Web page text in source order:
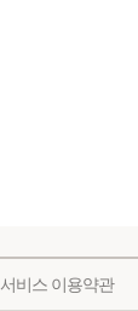
서비스 이용약관